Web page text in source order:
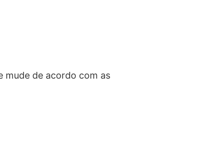
mude de acordo com as